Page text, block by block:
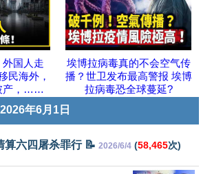
外国人走
民海外，
产，……
埃博拉病毒真的不会空气传
播？世卫发布最高警报 埃博
拉病毒恐全球蔓延?
2026年6月1日
算六四屠杀罪行 📝 2026/6/4 (58,465次)